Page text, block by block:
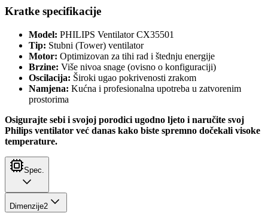
Kratke specifikacije
Model: PHILIPS Ventilator CX35501
Tip: Stubni (Tower) ventilator
Motor: Optimizovan za tihi rad i štednju energije
Brzine: Više nivoa snage (ovisno o konfiguraciji)
Oscilacija: Široki ugao pokrivenosti zrakom
Namjena: Kućna i profesionalna upotreba u zatvorenim
prostorima
Osigurajte sebi i svojoj porodici ugodno ljeto i naručite svoj
Philips ventilator već danas kako biste spremno dočekali visoke
temperature.
Spec.
Dimenzije2